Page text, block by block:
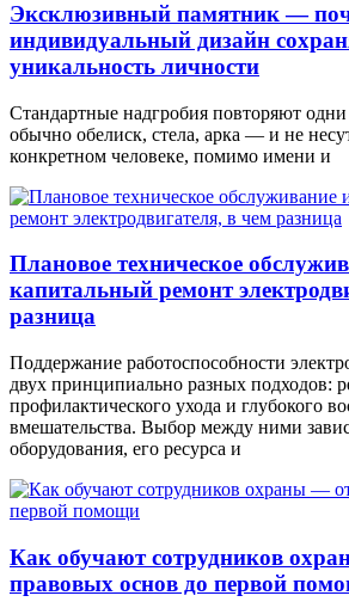
Эксклюзивный памятник —
индивидуальный дизайн
уникальность личности
Стандартные надгробия повторяют
обычно обелиск, стела, арка — и не
конкретном человеке, помимо имени и
Плановое техническое
капитальный ремонт
разница
Поддержание работоспособности
двух принципиально разных подходов:
профилактического ухода и глубокого
вмешательства. Выбор между ними
оборудования, его ресурса и
Как обучают сотрудников
правовых основ до первой